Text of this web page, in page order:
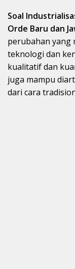
Soal
Orde Baru dan
perubahan yang
teknologi dan
kualitatif dan
juga mampu
dari cara